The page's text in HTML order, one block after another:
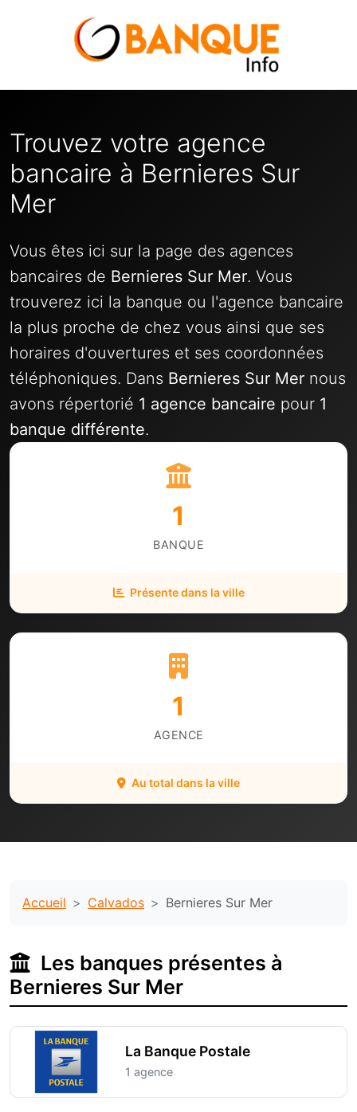
Trouvez votre agence
bancaire à Bernieres Sur
Mer
Vous êtes ici sur la page des agences
bancaires de Bernieres Sur Mer. Vous
trouverez ici la banque ou l'agence bancaire
la plus proche de chez vous ainsi que ses
horaires d'ouvertures et ses coordonnées
téléphoniques. Dans Bernieres Sur Mer nous
avons répertorié 1 agence bancaire pour 1
banque différente.
1
BANQUE
Présente dans la ville
1
AGENCE
Au total dans la ville
Accueil Calvados Bernieres Sur Mer
Les banques présentes à
Bernieres Sur Mer
La Banque Postale
1 agence